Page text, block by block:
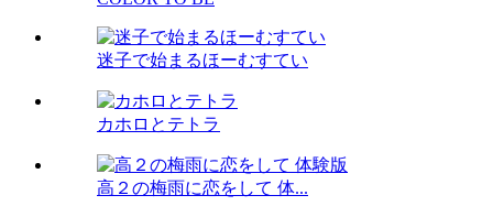
迷子で始まるほーむすてい
カホロとテトラ
高２の梅雨に恋をして 体...